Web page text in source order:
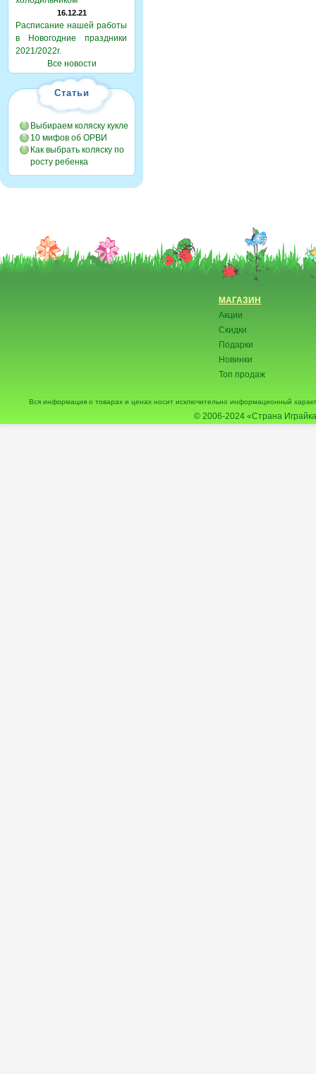
16.12.21
Расписание нашей работы
в Новогодние праздники
2021/2022г.
Все новости
Статьи
Выбираем коляску кукле
10 мифов об ОРВИ
Как выбрать коляску по
росту ребенка
МАГАЗИН
Акции
Скидки
Подарки
Новинки
Топ продаж
Вся информация о товарах и ценах носит исключительно информационный
© 2006-2024 «Страна